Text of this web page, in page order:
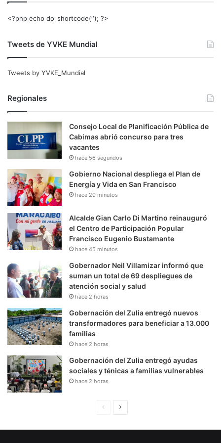
<?php echo do_shortcode(‘‘); ?>
Tweets de YVKE Mundial
Tweets by YVKE_Mundial
Regionales
Consejo Local de Planificación Pública de
Cabimas abrió concurso para tres
vacantes
hace 56 segundos
Gobierno Nacional despliega el Plan de
Energía y Vida en San Francisco
hace 20 minutos
Alcalde Gian Carlo Di Martino reinauguró
el Centro de Participación Popular
Francisco Eugenio Bustamante
hace 45 minutos
Gobernador Neil Villamizar informó que
suman un total de 69 despliegues de
atención social y salud
hace 2 horas
Gobernación del Zulia entregó nuevos
transformadores para beneficiar a 13.000
familias
hace 2 horas
Gobernación del Zulia entregó ayudas
sociales y ténicas a familias vulnerables
hace 2 horas